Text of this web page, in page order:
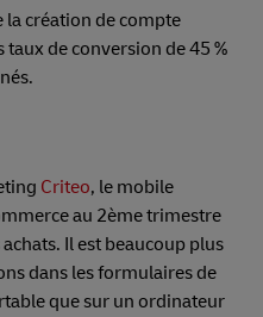
la création de compte
de conversion de 45 %
Criteo, le mobile
au 2ème trimestre
Il est beaucoup plus
dans les formulaires de
que sur un ordinateur